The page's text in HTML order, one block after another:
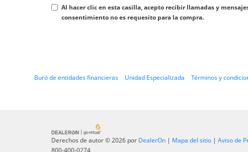
Al hacer clic en esta casilla, acepto recibir llamadas y
consentimiento no es requesito para la compra.
Buró de entidades financieras Unidad Especializada Términos y
Derechos de autor © 2026 por DealerOn | Mapa del sitio | Aviso de
800-400-0274